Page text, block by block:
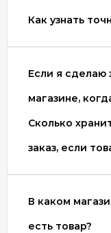
Как узнать
Если я сделаю
магазине,
Сколько
заказ, если
В каком
есть товар?